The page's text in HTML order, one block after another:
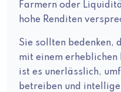
Farmern oder
hohe Renditen
Sie sollten bedenken,
mit einem erheblichen
ist es unerlässlich,
betreiben und